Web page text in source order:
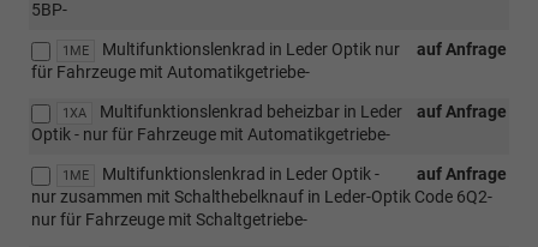
5BP-
1ME auf Anfrage
Multifunktionslenkrad in Leder Optik nur
für Fahrzeuge mit Automatikgetriebe-
1XA auf Anfrage
Multifunktionslenkrad beheizbar in Leder
Optik - nur für Fahrzeuge mit Automatikgetriebe-
1ME auf Anfrage
Multifunktionslenkrad in Leder Optik -
nur zusammen mit Schalthebelknauf in Leder-Optik Code 6Q2-
nur für Fahrzeuge mit Schaltgetriebe-